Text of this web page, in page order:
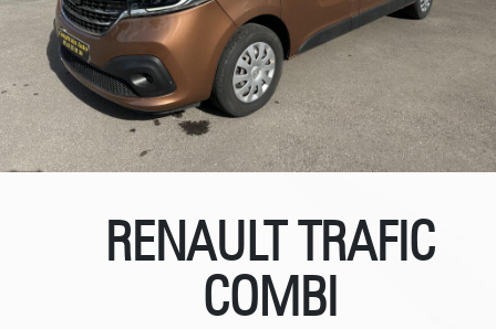
RENAULT TRAFIC
COMBI